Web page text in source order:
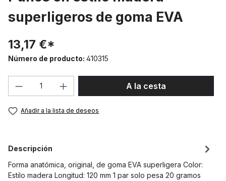
superligeros de goma EVA
13,17 €*
Número de producto: 410315
Cantidad del producto: introduce la
A la cesta
Añadir a la lista de deseos
Descripción
Forma anatómica, original, de goma EVA superligera Color:
Estilo madera Longitud: 120 mm 1 par solo pesa 20 gramos